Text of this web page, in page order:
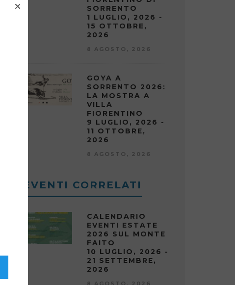
SORRENTO
1 LUGLIO, 2026 -
15 OTTOBRE,
2026
8 AGOSTO, 2026
GOYA A
SORRENTO 2026:
LA MOSTRA A
VILLA
FIORENTINO
9 LUGLIO, 2026 -
11 OTTOBRE,
2026
8 AGOSTO, 2026
EVENTI CORRELATI
CALENDARIO
EVENTI ESTATE
2026 SUL MONTE
FAITO
10 LUGLIO, 2026 -
21 SETTEMBRE,
2026
8 AGOSTO, 2026